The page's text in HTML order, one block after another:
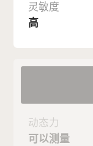
动态力
可以测量
灵敏度
高